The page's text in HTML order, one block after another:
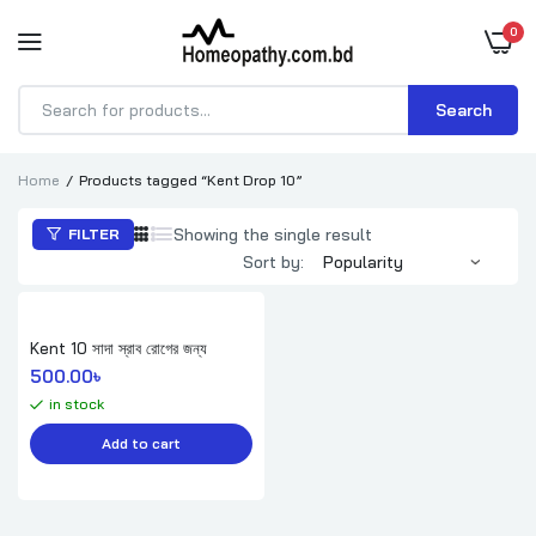
0
Products
Search
Home Products tagged “Kent Drop 10”
FILTER
Showing the single result
Sort by:
Kent 10 সাদা স্রাব রোগের জন্য
500.00৳
in stock
Add to cart